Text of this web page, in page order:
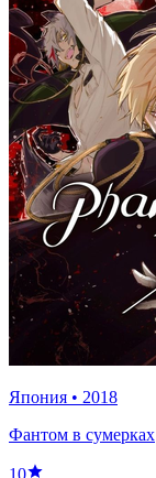
Япония • 2018
Фантом в сумерках